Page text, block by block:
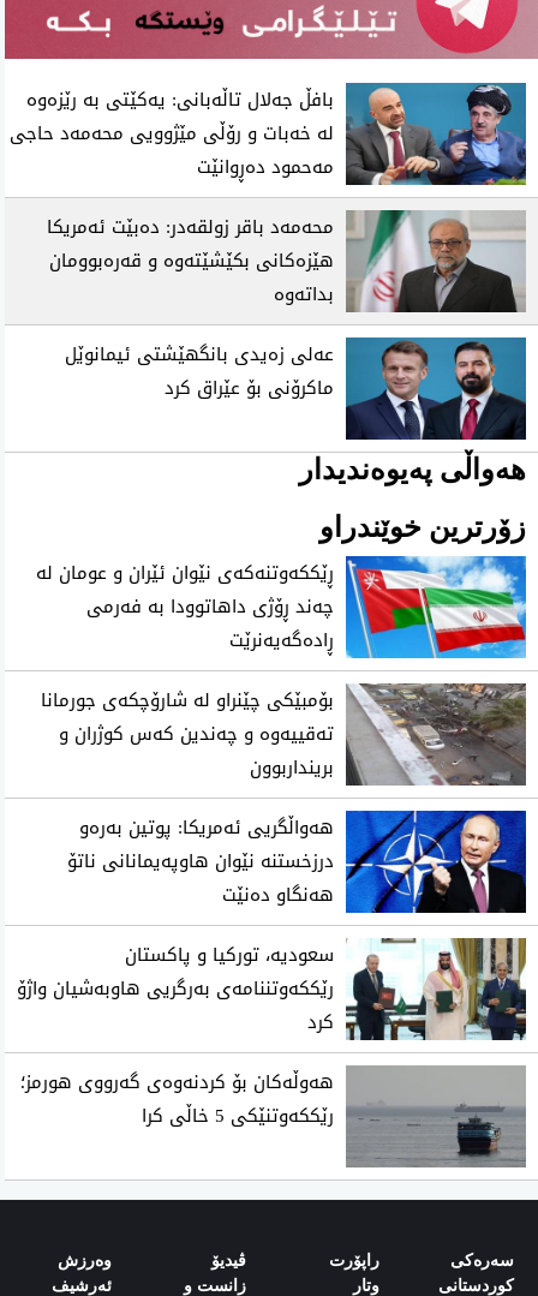
بافڵ جەلال تاڵەبانی: یەکێتی بە رێزەوە
لە خەبات و رۆڵی مێژوویی محەمەد حاجی
مەحمود دەڕوانێت
محەمەد باقر زولقەدر: دەبێت ئەمریکا
هێزەکانی بکێشێتەوە و قەرەبوومان
بداتەوە
عەلی زەیدی بانگهێشتی ئیمانوێل
ماکرۆنی بۆ عێراق کرد
هەواڵی پەیوەندیدار
زۆرترین خوێندراو
ڕێککەوتنەکەی نێوان ئێران و عومان لە
چەند ڕۆژی داهاتوودا بە فەرمی
ڕادەگەیەنرێت
بۆمبێکی چێنراو لە شارۆچکەی جورمانا
تەقییەوە و چەندین کەس کوژران و
برینداربوون
هەواڵگریی ئەمریکا: پوتین بەرەو
درزخستنە نێوان هاوپەیمانانی ناتۆ
هەنگاو دەنێت
سعودیه‌، توركیا و پاكستان
رێككه‌وتننامه‌ی به‌رگریی هاوبه‌شیان واژۆ
كرد
هەوڵەکان بۆ کردنەوەی گەرووی هورمز؛
رێککەوتنێکی 5 خاڵی کرا
سەرەکی
کوردستانی
راپۆرت
وتار
ڤیدیۆ
زانست و
وەرزش‌
ئەرشیف